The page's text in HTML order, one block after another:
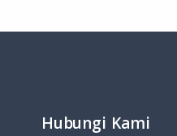
Hubungi Kami